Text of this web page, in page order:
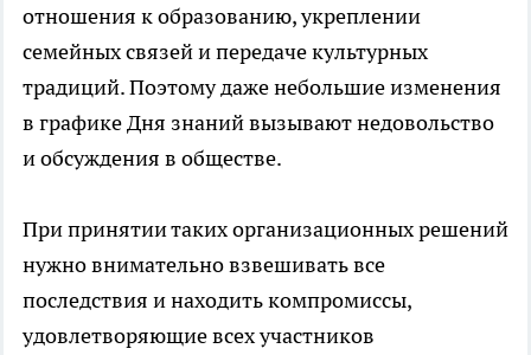
отношения к образованию, укреплении
семейных связей и передаче культурных
традиций. Поэтому даже небольшие изменения
в графике Дня знаний вызывают недовольство
и обсуждения в обществе.
При принятии таких организационных решений
нужно внимательно взвешивать все
последствия и находить компромиссы,
удовлетворяющие всех участников